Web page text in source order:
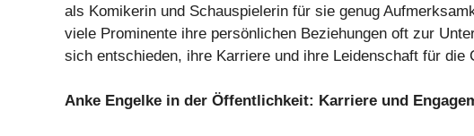
als Komikerin und Schauspielerin für sie genug
viele Prominente ihre persönlichen Beziehungen oft zur
sich entschieden, ihre Karriere und ihre Leidenschaft für die
Anke Engelke in der Öffentlichkeit: Karriere und